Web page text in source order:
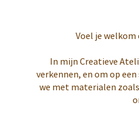
Voel je
In mijn Creatieve
verkennen, en om op
we met materialen